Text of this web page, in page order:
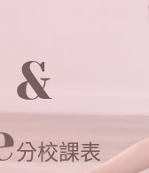
&
分校課表